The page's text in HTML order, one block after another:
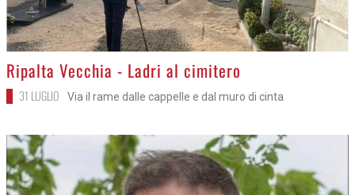
>
Ripalta Vecchia - Ladri al cimitero
31 LUGLIO Via il rame dalle cappelle e dal muro di cinta